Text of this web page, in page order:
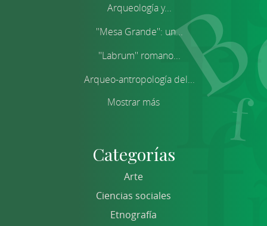
Arqueología y...
''Mesa Grande'': un...
''Labrum'' romano...
Arqueo-antropología del...
Mostrar más
Categorías
Arte
Ciencias sociales
Etnografía